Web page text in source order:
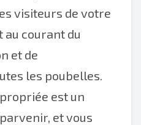
visiteurs de votre
courant du
et de
les poubelles.
est un
et vous